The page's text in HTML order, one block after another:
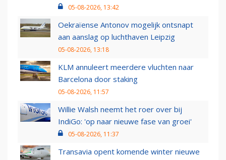
05-08-2026, 13:42
Oekraïense Antonov mogelijk ontsnapt
aan aanslag op luchthaven Leipzig
05-08-2026, 13:18
KLM annuleert meerdere vluchten naar
Barcelona door staking
05-08-2026, 11:57
Willie Walsh neemt het roer over bij
IndiGo: 'op naar nieuwe fase van groei'
05-08-2026, 11:37
Transavia opent komende winter nieuwe